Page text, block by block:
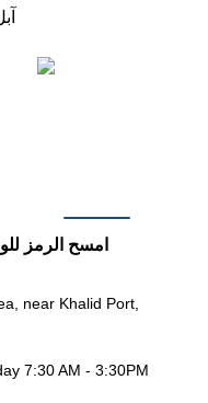
امسح الرمز
near Khalid Port,
7:30 AM - 3:30PM